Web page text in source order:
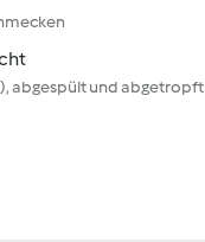
abgespült und abgetropft